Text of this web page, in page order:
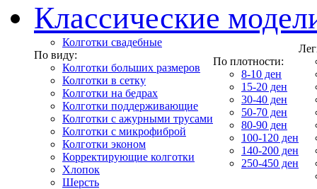
Классические
Колготки свадебные
По виду:
Колготки больших размеров
Колготки в сетку
Колготки на бедрах
Колготки поддерживающие
Колготки с ажурными трусами
Колготки с микрофиброй
Колготки эконом
Корректирующие колготки
Хлопок
Шерсть
По плотности:
8-10 ден
15-20 ден
30-40 ден
50-70 ден
80-90 ден
100-120 ден
140-200 ден
250-450 ден